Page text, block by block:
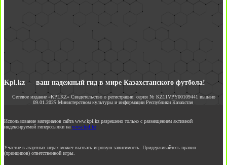
Kpl.kz — ваш надежный гид в мире Казахстанского футбола!
Сетевое издание «KPLKZ» Свидетельство о регистрации: серия № KZ11VPY00109441 выдано
09.01.2025 Министерством культуры и информации Республики Казахстан.
Использование материалов сайта www.kpl.kz разрешено только с размещением активной
индексируемой гиперссылки на www.kpl.kz
Участие в азартных играх может вызвать игровую зависимость. Придерживайтесь правил
(принципов) ответственной игры.